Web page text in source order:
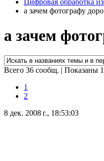
Цифровая обработка
а зачем фотографу
а зачем
Всего 36 сообщ. | Показаны
1
2
8 дек. 2008 г., 18:53:03